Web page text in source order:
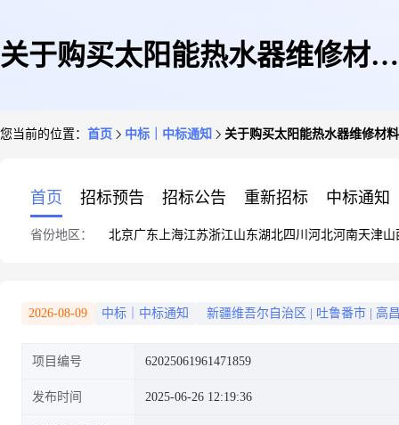
关于购买太阳能热水器维修材料
您当前的位置： 首页 中标｜中标通知 关于购买太阳能热水器维修材
首页 招标预告 招标公告 重新招标 中标通知
省份地区： 北京广东 上海江苏浙江山东湖北四川 河北河南天津山
2026-08-09 中标｜中标通知 新疆维吾尔自治区 吐鲁番市 高
项目编号 62025061961471859
发布时间 2025-06-26 12:19:36